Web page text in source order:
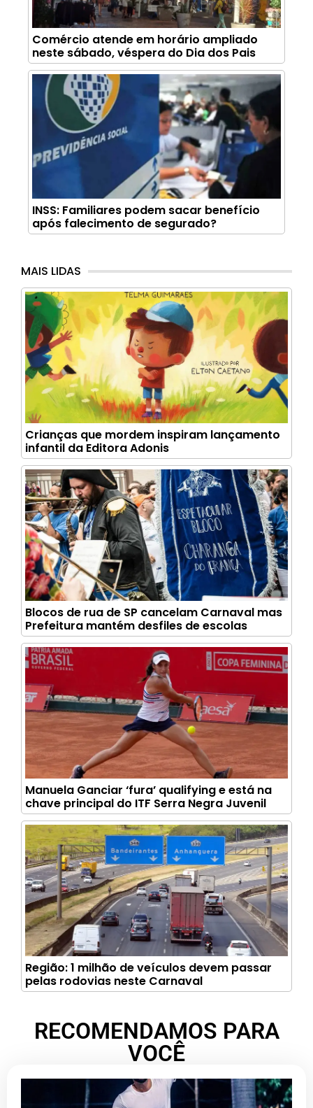
Comércio atende em horário ampliado
neste sábado, véspera do Dia dos Pais
INSS: Familiares podem sacar benefício
após falecimento de segurado?
MAIS LIDAS
Crianças que mordem inspiram lançamento
infantil da Editora Adonis
Blocos de rua de SP cancelam Carnaval mas
Prefeitura mantém desfiles de escolas
Manuela Ganciar ‘fura’ qualifying e está na
chave principal do ITF Serra Negra Juvenil
Região: 1 milhão de veículos devem passar
pelas rodovias neste Carnaval
RECOMENDAMOS PARA
VOCÊ